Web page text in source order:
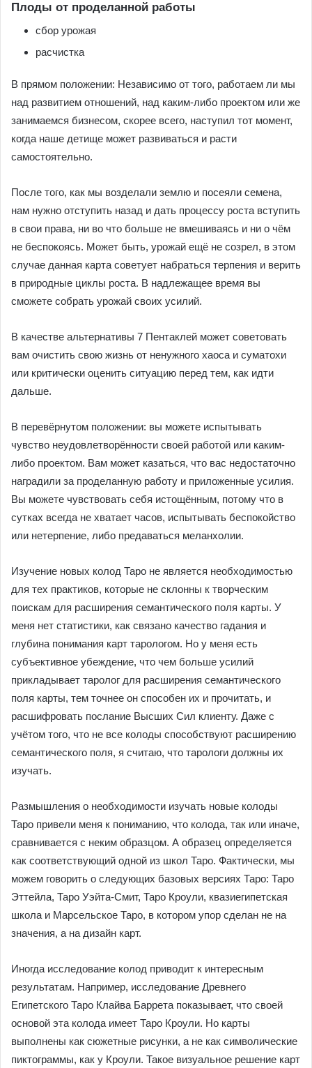
Плоды от проделанной работы
сбор урожая
расчистка
В прямом положении: Независимо от того, ра­ботаем ли мы
над развитием отношений, над каким-ли­бо проектом или же
занимаемся бизнесом, скорее все­го, наступил тот момент,
когда наше детище может развиваться и расти
самостоятельно.
После того, как мы возделали землю и посеяли семена,
нам нужно отс­тупить назад и дать процессу роста вступить
в свои права, ни во что больше не вмешиваясь и ни о чём
не беспокоясь. Может быть, урожай ещё не созрел, в этом
случае данная карта советует набраться терпения и верить
в природные циклы роста. В надлежащее время вы
сможете собрать урожай своих усилий.
В качестве альтернативы 7 Пентаклей может советовать
вам очистить свою жизнь от ненужного ха­оса и суматохи
или критически оценить ситуацию пе­ред тем, как идти
дальше.
В перевёрнутом положении: вы можете испы­тывать
чувство неудовлетворённости своей работой или каким-
либо проектом. Вам может казаться, что вас недостаточно
наградили за проделанную работу и при­ложенные усилия.
Вы можете чувствовать себя исто­щённым, потому что в
сутках всегда не хватает часов, испытывать беспокойство
или нетерпение, либо преда­ваться меланхолии.
Изучение новых колод Таро не является необходимостью
для тех практиков, которые не склонны к творческим
поискам для расширения семантического поля карты. У
меня нет статистики, как связано качество гадания и
глубина понимания карт тарологом. Но у меня есть
субъективное убеждение, что чем больше усилий
прикладывает таролог для расширения семантического
поля карты, тем точнее он способен их и прочитать, и
расшифровать послание Высших Сил клиенту. Даже с
учётом того, что не все колоды способствуют расширению
семантического поля, я считаю, что тарологи должны их
изучать.
Размышления о необходимости изучать новые колоды
Таро привели меня к пониманию, что колода, так или иначе,
сравнивается с неким образцом. А образец определяется
как соответствующий одной из школ Таро. Фактически, мы
можем говорить о следующих базовых версиях Таро: Таро
Эттейла, Таро Уэйта-Смит, Таро Кроули, квазиегипетская
школа и Марсельское Таро, в котором упор сделан не на
значения, а на дизайн карт.
Иногда исследование колод приводит к интересным
результатам. Например, исследование Древнего
Египетского Таро Клайва Баррета показывает, что своей
основой эта колода имеет Таро Кроули. Но карты
выполнены как сюжетные рисунки, а не как символические
пиктограммы, как у Кроули. Такое визуальное решение карт